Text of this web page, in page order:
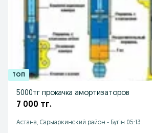
5000тг прокачка амортизаторов
7 000 тг.
Астана, Сарыаркинский район - Бүгін 05:13